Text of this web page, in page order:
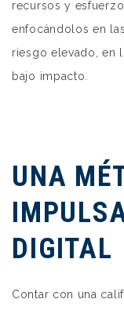
recursos y
enfocándolos en
riesgo elevado, en
bajo impacto.
UNA
DIGITAL
Contar con una